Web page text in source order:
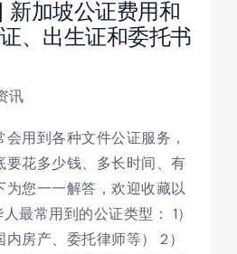
加坡公证费用和
、出生证和委托书
讯
用到各种文件公证服务，
要花多少钱、多长时间、有
为您一一解答，欢迎收藏以
最常用到的公证类型： 1）
房产、委托律师等） 2）